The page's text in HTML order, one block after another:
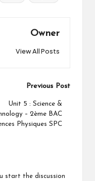
Owner
View All Posts
Post
Previous Post
Unit 5 : Science &
– 2ème BAC
Physiques SPC
start the discussion?